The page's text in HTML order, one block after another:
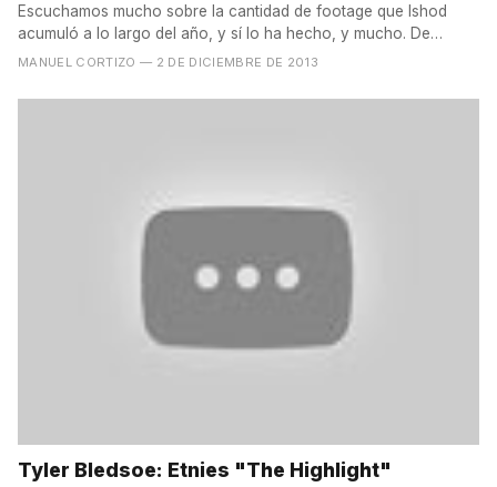
Escuchamos mucho sobre la cantidad de footage que Ishod
acumuló a lo largo del año, y sí lo ha hecho, y mucho. De
hecho...
MANUEL CORTIZO — 2 DE DICIEMBRE DE 2013
Tyler Bledsoe: Etnies "The Highlight"